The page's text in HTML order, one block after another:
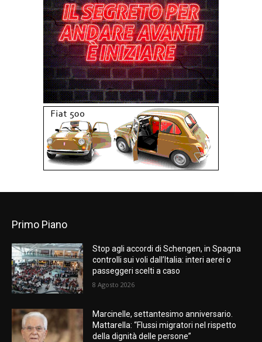
Primo Piano
Stop agli accordi di Schengen, in Spagna
controlli sui voli dall’Italia: interi aerei o
passeggeri scelti a caso
8 Agosto 2026
Marcinelle, settantesimo anniversario.
Mattarella: “Flussi migratori nel rispetto
della dignità delle persone”